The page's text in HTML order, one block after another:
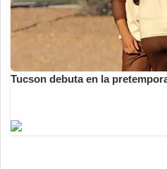
Tucson debuta en la